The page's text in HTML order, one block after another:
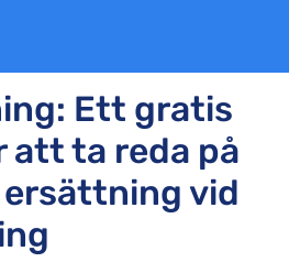
Ett gratis
att ta reda på
vid